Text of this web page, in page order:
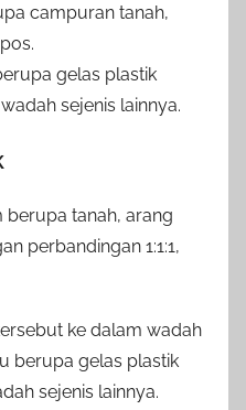
campuran tanah,
gelas plastik
sejenis lainnya.
tanah, arang
perbandingan 1:1:1,
ke dalam wadah
berupa gelas plastik
sejenis lainnya.